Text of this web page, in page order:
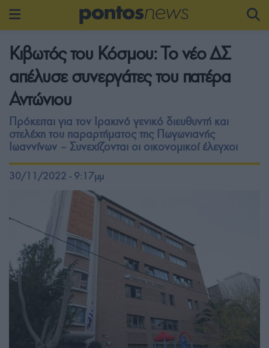
Κιβωτός του Κόσμου: Το νέο ΔΣ
απέλυσε συνεργάτες του πατέρα
Αντώνιου
Πρόκειται για τον Ιρακινό γενικό διευθυντή και
στελέχη του παραρτήματος της Πωγωνιανής
Ιωαννίνων – Συνεχίζονται οι οικονομικοί έλεγχοι
30/11/2022 - 9:17μμ